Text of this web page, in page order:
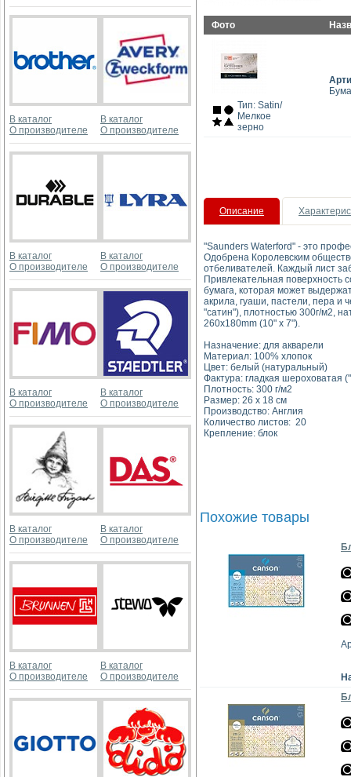
В каталог
О производителе
В каталог
О производителе
В каталог
О производителе
В каталог
О производителе
В каталог
О производителе
В каталог
О производителе
В каталог
О производителе
В каталог
О производителе
В каталог
О производителе
В каталог
О производителе
Фото
Тип: Satin/
Мелкое
зерно
Описание
"Saunders Waterford" - это
Одобрена Королевским
отбеливателей. Каждый лист
Привлекательная поверхность
бумага, которая может
акрила, гуаши, пастели, пера и
"сатин"), плотностью 300г/м2,
260x180mm (10" x 7").
Назначение: для акварели
Материал: 100% хлопок
Цвет: белый (натуральный)
Фактура: гладкая шероховатая
Плотность: 300 г/м2
Размер: 26 x 18 см
Производство: Англия
Количество листов: 20
Крепление: блок
Похожие товары